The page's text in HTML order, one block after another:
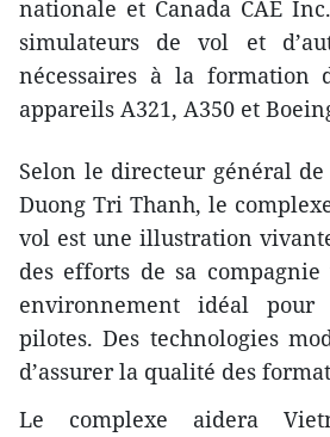
nationale et Canada CAE
simulateurs de vol et
nécessaires à la formation
appareils A321, A350 et
Selon le directeur général
Duong Tri Thanh, le
vol est une illustration
des efforts de sa
environnement idéal
pilotes. Des technologies
d’assurer la qualité des
Le complexe aidera